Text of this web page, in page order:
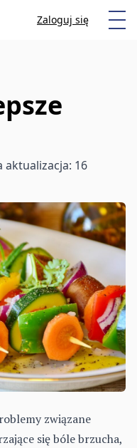
Zaloguj się
Anuluj
aktualizacja: 16
związane
się bóle brzucha,